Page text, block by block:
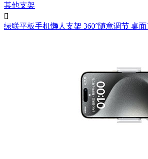
其他支架

绿联平板手机懒人支架 360°随意调节 桌